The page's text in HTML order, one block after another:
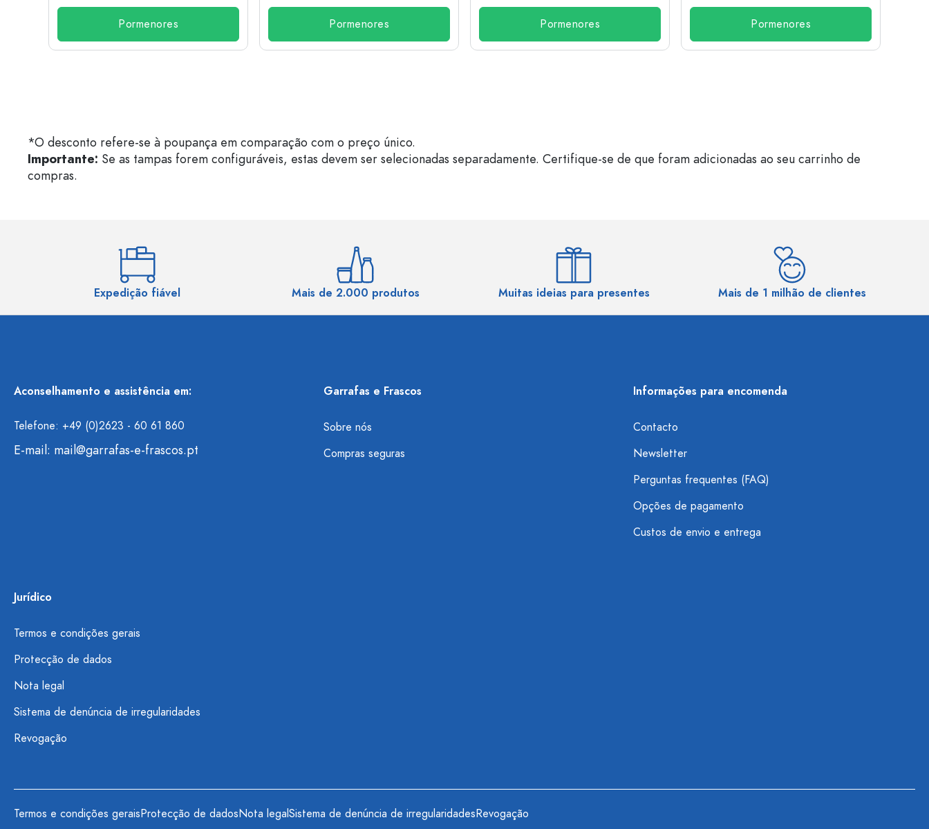
Pormenores Pormenores Pormenores Pormenores
*O desconto refere-se à poupança em comparação com o preço único.
Importante: Se as tampas forem configuráveis, estas devem ser selecionadas separadamente. Certifique-se de que foram adicionadas ao seu carrinho de
compras.
Expedição fiável Mais de 2.000 produtos Muitas ideias para presentes Mais de 1 milhão de clientes
Aconselhamento e assistência em:
Telefone: +49 (0)2623 - 60 61 860
E-mail: mail@garrafas-e-frascos.pt
Garrafas e Frascos
Sobre nós
Compras seguras
Informações para encomenda
Contacto
Newsletter
Perguntas frequentes (FAQ)
Opções de pagamento
Custos de envio e entrega
Jurídico
Termos e condições gerais
Protecção de dados
Nota legal
Sistema de denúncia de irregularidades
Revogação
Termos e condições geraisProtecção de dadosNota legalSistema de denúncia de irregularidadesRevogação